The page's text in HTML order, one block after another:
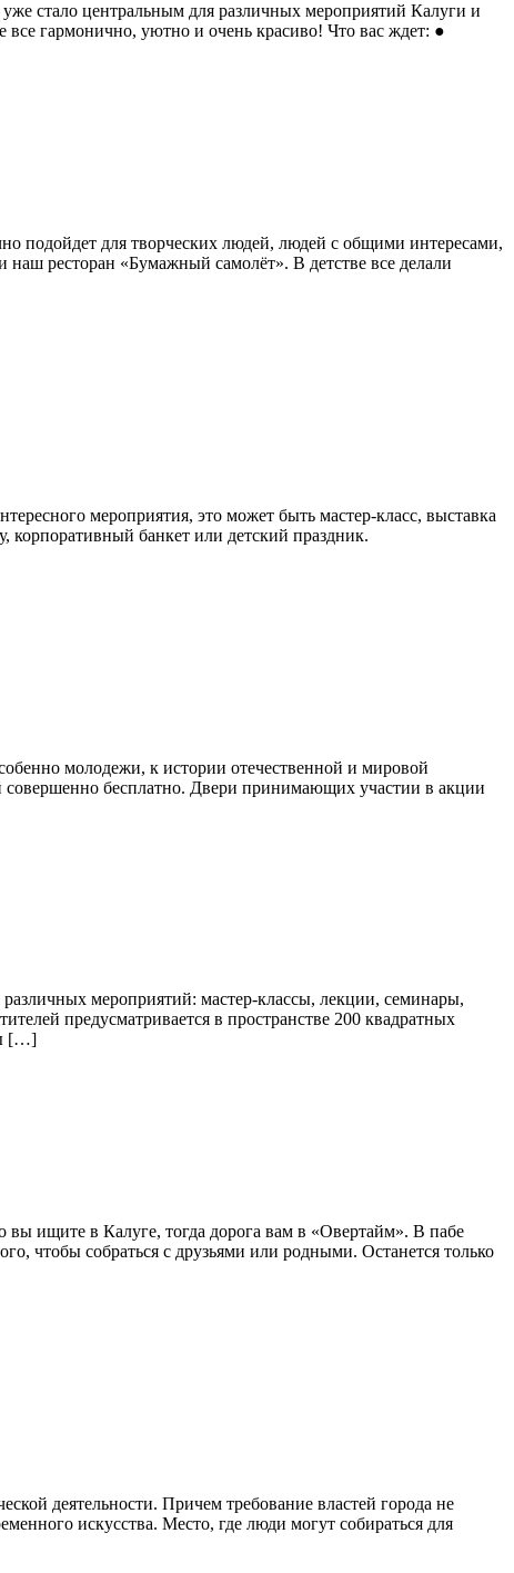
стало центральным для различных мероприятий Калуги и
гармонично, уютно и очень красиво! Что вас ждет: ●
подойдет для творческих людей, людей с общими интересами,
ресторан «Бумажный самолёт». В детстве все делали
мероприятия, это может быть мастер-класс, выставка
корпоративный банкет или детский праздник.
молодежи, к истории отечественной и мировой
совершенно бесплатно. Двери принимающих участии в акции
мероприятий: мастер-классы, лекции, семинары,
предусматривается в пространстве 200 квадратных
[…]
вы ищите в Калуге, тогда дорога вам в «Овертайм». В пабе
чтобы собраться с друзьями или родными. Останется только
деятельности. Причем требование властей города не
искусства. Место, где люди могут собираться для